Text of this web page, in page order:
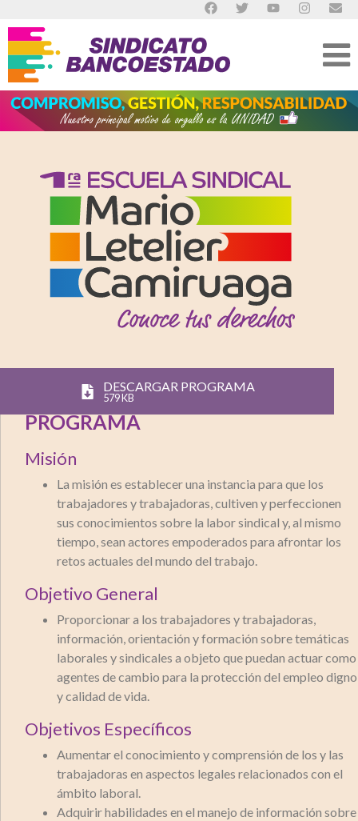
DESCARGAR PROGRAMA
579 KB
PROGRAMA
Misión
La misión es establecer una instancia para que los
trabajadores y trabajadoras, cultiven y perfeccionen
sus conocimientos sobre la labor sindical y, al mismo
tiempo, sean actores empoderados para afrontar los
retos actuales del mundo del trabajo.
Objetivo General
Proporcionar a los trabajadores y trabajadoras,
información, orientación y formación sobre temáticas
laborales y sindicales a objeto que puedan actuar como
agentes de cambio para la protección del empleo digno
y calidad de vida.
Objetivos Específicos
Aumentar el conocimiento y comprensión de los y las
trabajadoras en aspectos legales relacionados con el
ámbito laboral.
Adquirir habilidades en el manejo de información sobre